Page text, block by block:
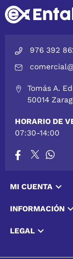
976 392
Tomás A.
50014
HORARIO DE
07:30-14:00
MI CUENTA 
INFORMACIÓN 
LEGAL 